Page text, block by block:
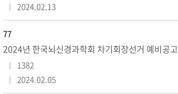
2024.02.13
77
2024년 한국뇌신경과학회 차기회장선거 예비공고
1382
2024.02.05